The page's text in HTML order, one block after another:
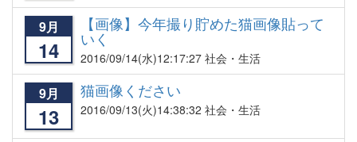
9月
14
【画像】今年撮り貯めた猫画像貼って
いく
2016/09/14(水)12:17:27 社会・生活
9月
13
猫画像ください
2016/09/13(火)14:38:32 社会・生活